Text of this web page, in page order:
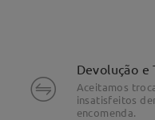
Devolução e
Aceitamos
insatisfeitos
encomenda.